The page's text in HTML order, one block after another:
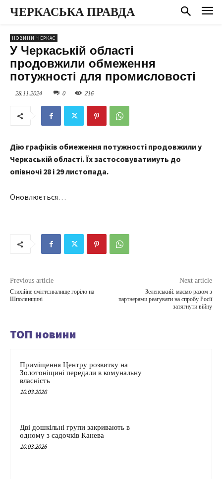
ЧЕРКАСЬКА ПРАВДА
НОВИНИ ЧЕРКАС
У Черкаській області
продовжили обмеження
потужності для промисловості
28.11.2024 0 216
Дію графіків обмеження потужності продовжили у
Черкаській області. Їх застосовуватимуть до
опівночі 28 і 29 листопада.
Оновлюється…
Previous article
Стихійне сміттєзвалище горіло на
Шполянщині
Next article
Зеленський: маємо разом з
партнерами реагувати на спробу Росії
затягнути війну
ТОП новини
Приміщення Центру розвитку на
Золотоніщині передали в комунальну
власність
10.03.2026
Дві дошкільні групи закривають в
одному з садочків Канева
10.03.2026